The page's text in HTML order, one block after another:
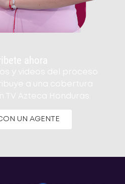
ahora
y videos del proceso
a una cobertura
Azteca Honduras.
UN AGENTE